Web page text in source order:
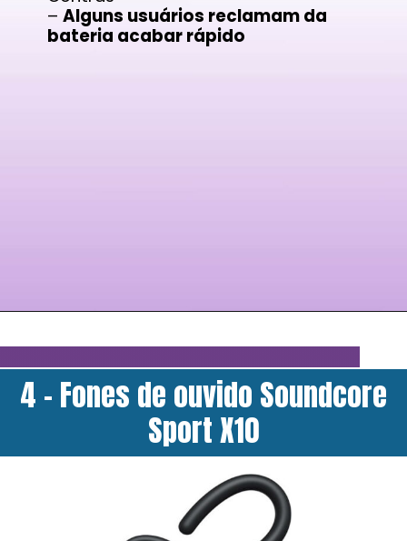
–Alguns usuários reclamam da
bateria acabar rápido
4 - Fones de ouvido Soundcore
Sport X10